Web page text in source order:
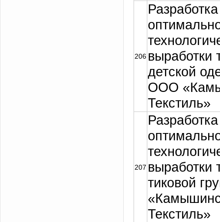
206
Разработка
выработки
детской
ООО
Текстиль»
207
Разработка
выработки
тиковой
Текстиль»